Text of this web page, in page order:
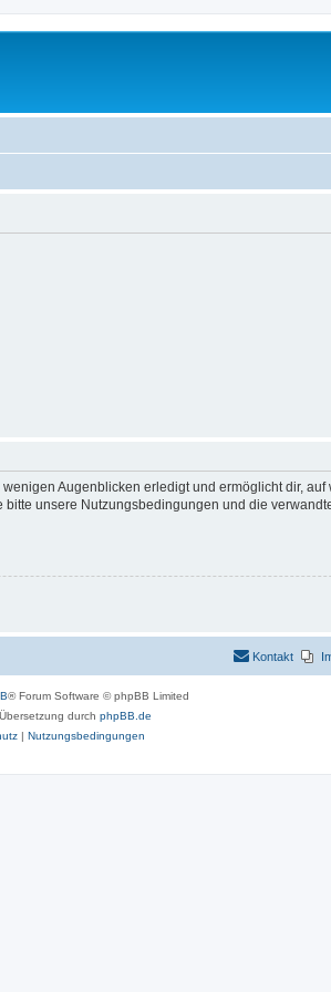
Augenblicken erledigt und ermöglicht dir,
unsere Nutzungsbedingungen und die
Kontakt
® Forum Software © phpBB Limited
durch phpBB.de
| Nutzungsbedingungen